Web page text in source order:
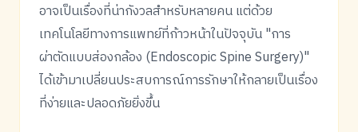
อาจเป็นเรื่องที่น่ากังวลสำหรับหลายคน แต่ด้วย
เทคโนโลยีทางการแพทย์ที่ก้าวหน้าในปัจจุบัน "การ
ผ่าตัดแบบส่องกล้อง (Endoscopic Spine Surgery)"
ได้เข้ามาเปลี่ยนประสบการณ์การรักษาให้กลายเป็นเรื่อง
ที่ง่ายและปลอดภัยยิ่งขึ้น